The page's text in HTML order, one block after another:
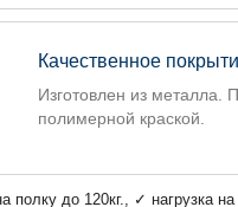
Качественное
Изготовлен из металла.
полимерной краской.
полку до 120кг., ✓ нагрузка